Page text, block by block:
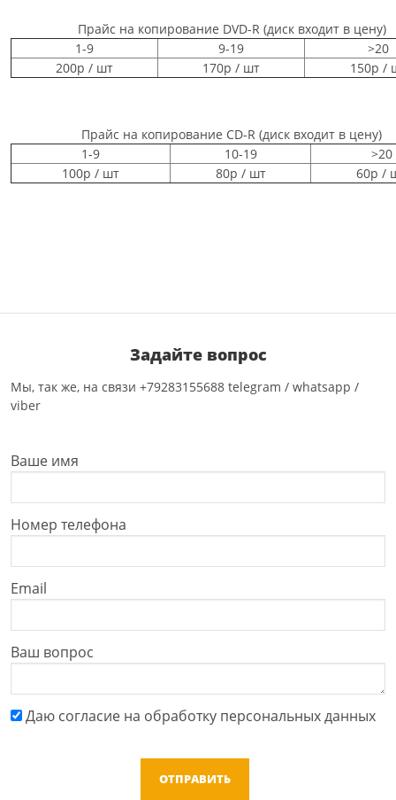
Прайс на копирование DVD-R (диск входит в цену)
1-9
9-19
>20
200р / шт
170р / шт 150р /
Прайс на копирование CD-R (диск входит в цену)
1-9
10-19
>20
100р / шт
80р / шт 60р /
Задайте вопрос
Мы, так же, на связи +79283155688 telegram / whatsapp /
viber
Ваше имя
Номер телефона
Email
Ваш вопрос
Даю cогласие на обработку персональных данных